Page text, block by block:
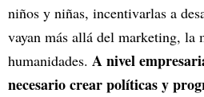
niños y niñas, incentivarlas a
vayan más allá del marketing, la
humanidades. A nivel
necesario crear políticas y